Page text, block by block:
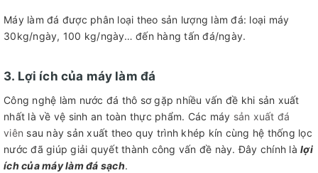
Máy làm đá được phân loại theo sản lượng làm đá: loại máy
30kg/ngày, 100 kg/ngày… đến hàng tấn đá/ngày.
3. Lợi ích của máy làm đá
Công nghệ làm nước đá thô sơ gặp nhiều vấn đề khi sản xuất
nhất là về vệ sinh an toàn thực phẩm. Các máy sản xuất đá
viên sau này sản xuất theo quy trình khép kín cùng hệ thống lọc
nước đã giúp giải quyết thành công vấn đề này. Đây chính là lợi
ích của máy làm đá sạch.